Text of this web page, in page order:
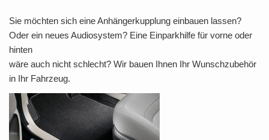
Sie möchten sich eine Anhängerkupplung einbauen lassen?
Oder ein neues Audiosystem? Eine Einparkhilfe für vorne oder
hinten
wäre auch nicht schlecht? Wir bauen Ihnen Ihr Wunschzubehör
in Ihr Fahrzeug.